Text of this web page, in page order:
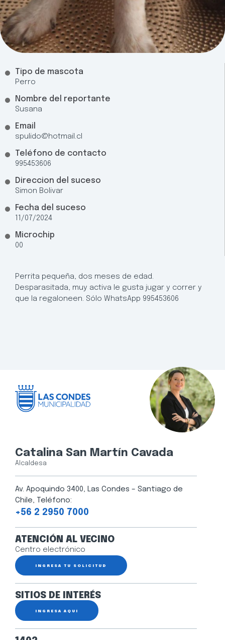
Tipo de mascota
Perro
Nombre del reportante
Susana
Email
spulido@hotmail.cl
Teléfono de contacto
995453606
Direccion del suceso
Simon Bolivar
Fecha del suceso
11/07/2024
Microchip
00
Perrita pequeña, dos meses de edad.
Desparasitada, muy activa le gusta jugar y correr y
que la regaloneen. Sólo WhatsApp 995453606
Catalina San Martín Cavada
Alcaldesa
Av. Apoquindo 3400, Las Condes – Santiago de
Chile, Teléfono:
+56 2 2950 7000
ATENCIÓN AL VECINO
Centro electrónico
INGRESA TU SOLICITUD
SITIOS DE INTERÉS
INGRESA AQUÍ